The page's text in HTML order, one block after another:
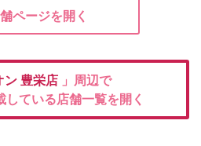
ページを開く
ン 豊栄店 」周辺で
ている店舗一覧を開く